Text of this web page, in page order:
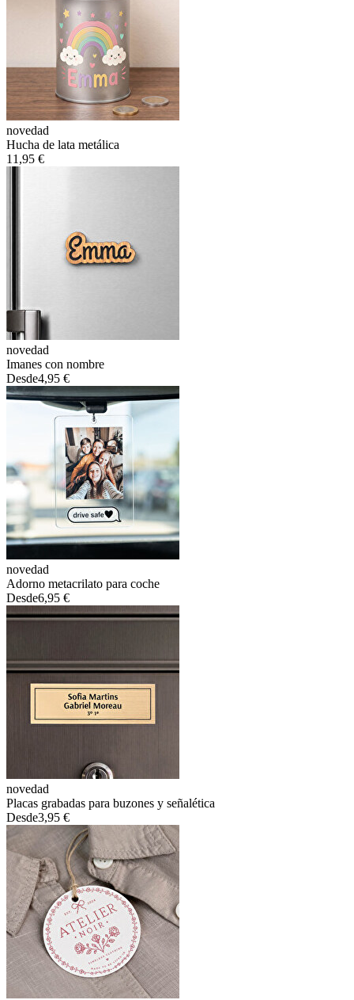
novedad
Hucha de lata metálica
11,95 €
novedad
Imanes con nombre
Desde4,95 €
novedad
Adorno metacrilato para coche
Desde6,95 €
novedad
Placas grabadas para buzones y señalética
Desde3,95 €